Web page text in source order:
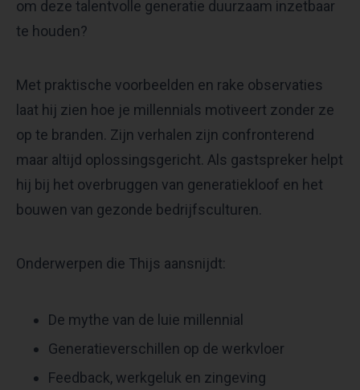
om deze talentvolle generatie duurzaam inzetbaar
te houden?
Met praktische voorbeelden en rake observaties
laat hij zien hoe je millennials motiveert zonder ze
op te branden. Zijn verhalen zijn confronterend
maar altijd oplossingsgericht. Als gastspreker helpt
hij bij het overbruggen van generatiekloof en het
bouwen van gezonde bedrijfsculturen.
Onderwerpen die Thijs aansnijdt:
De mythe van de luie millennial
Generatieverschillen op de werkvloer
Feedback, werkgeluk en zingeving